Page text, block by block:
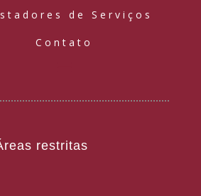
de Serviços
Contato
restritas